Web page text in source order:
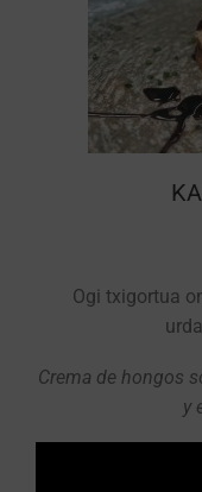
Ogi txigortua
Crema de hongos
y